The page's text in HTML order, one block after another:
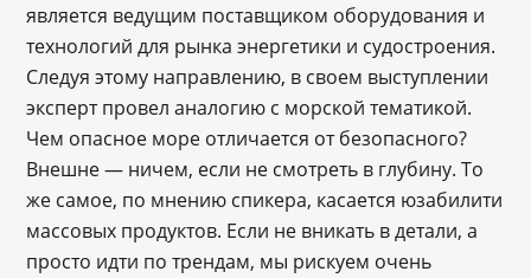
является ведущим поставщиком оборудования и
технологий для рынка энергетики и судостроения.
Следуя этому направлению, в своем выступлении
эксперт провел аналогию с морской тематикой.
Чем опасное море отличается от безопасного?
Внешне — ничем, если не смотреть в глубину. То
же самое, по мнению спикера, касается юзабилити
массовых продуктов. Если не вникать в детали, а
просто идти по трендам, мы рискуем очень